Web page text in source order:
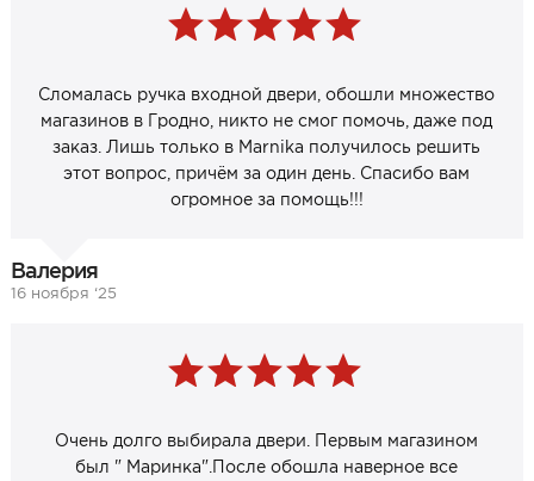
Сломалась ручка входной двери, обошли множество
магазинов в Гродно, никто не смог помочь, даже под
заказ. Лишь только в Marnika получилось решить
этот вопрос, причём за один день. Спасибо вам
огромное за помощь!!!
Валерия
16 ноября ‘25
Очень долго выбирала двери. Первым магазином
был " Маринка".После обошла наверное все